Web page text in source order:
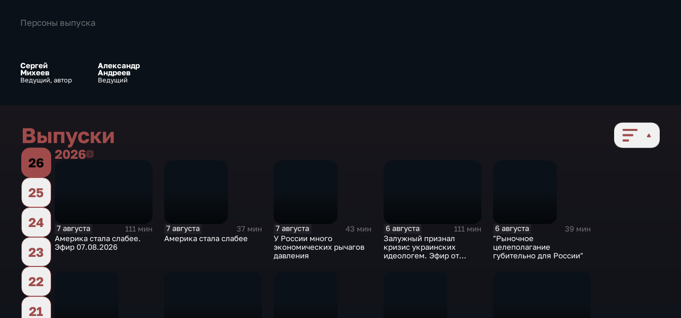
Персоны выпуска
Сергей
Михеев
Ведущий, автор
Александр
Андреев
Ведущий
Выпуски
26
25
24
23
22
21
20262026
7 августа
111 мин
Америка стала слабее.
Эфир 07.08.2026
7 августа
37 мин
Америка стала слабее
7 августа
43 мин
У России много
экономических рычагов
давления
6 августа
111 мин
Залужный признал
кризис украинских
идеологем. Эфир от
6 августа
39 мин
"Рыночное
целеполагание
губительно для России"